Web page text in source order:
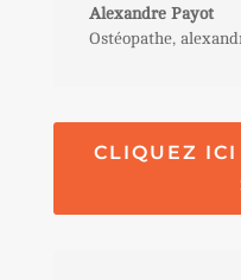
Alexandre Payot
Ostéopathe,
CLIQUEZ